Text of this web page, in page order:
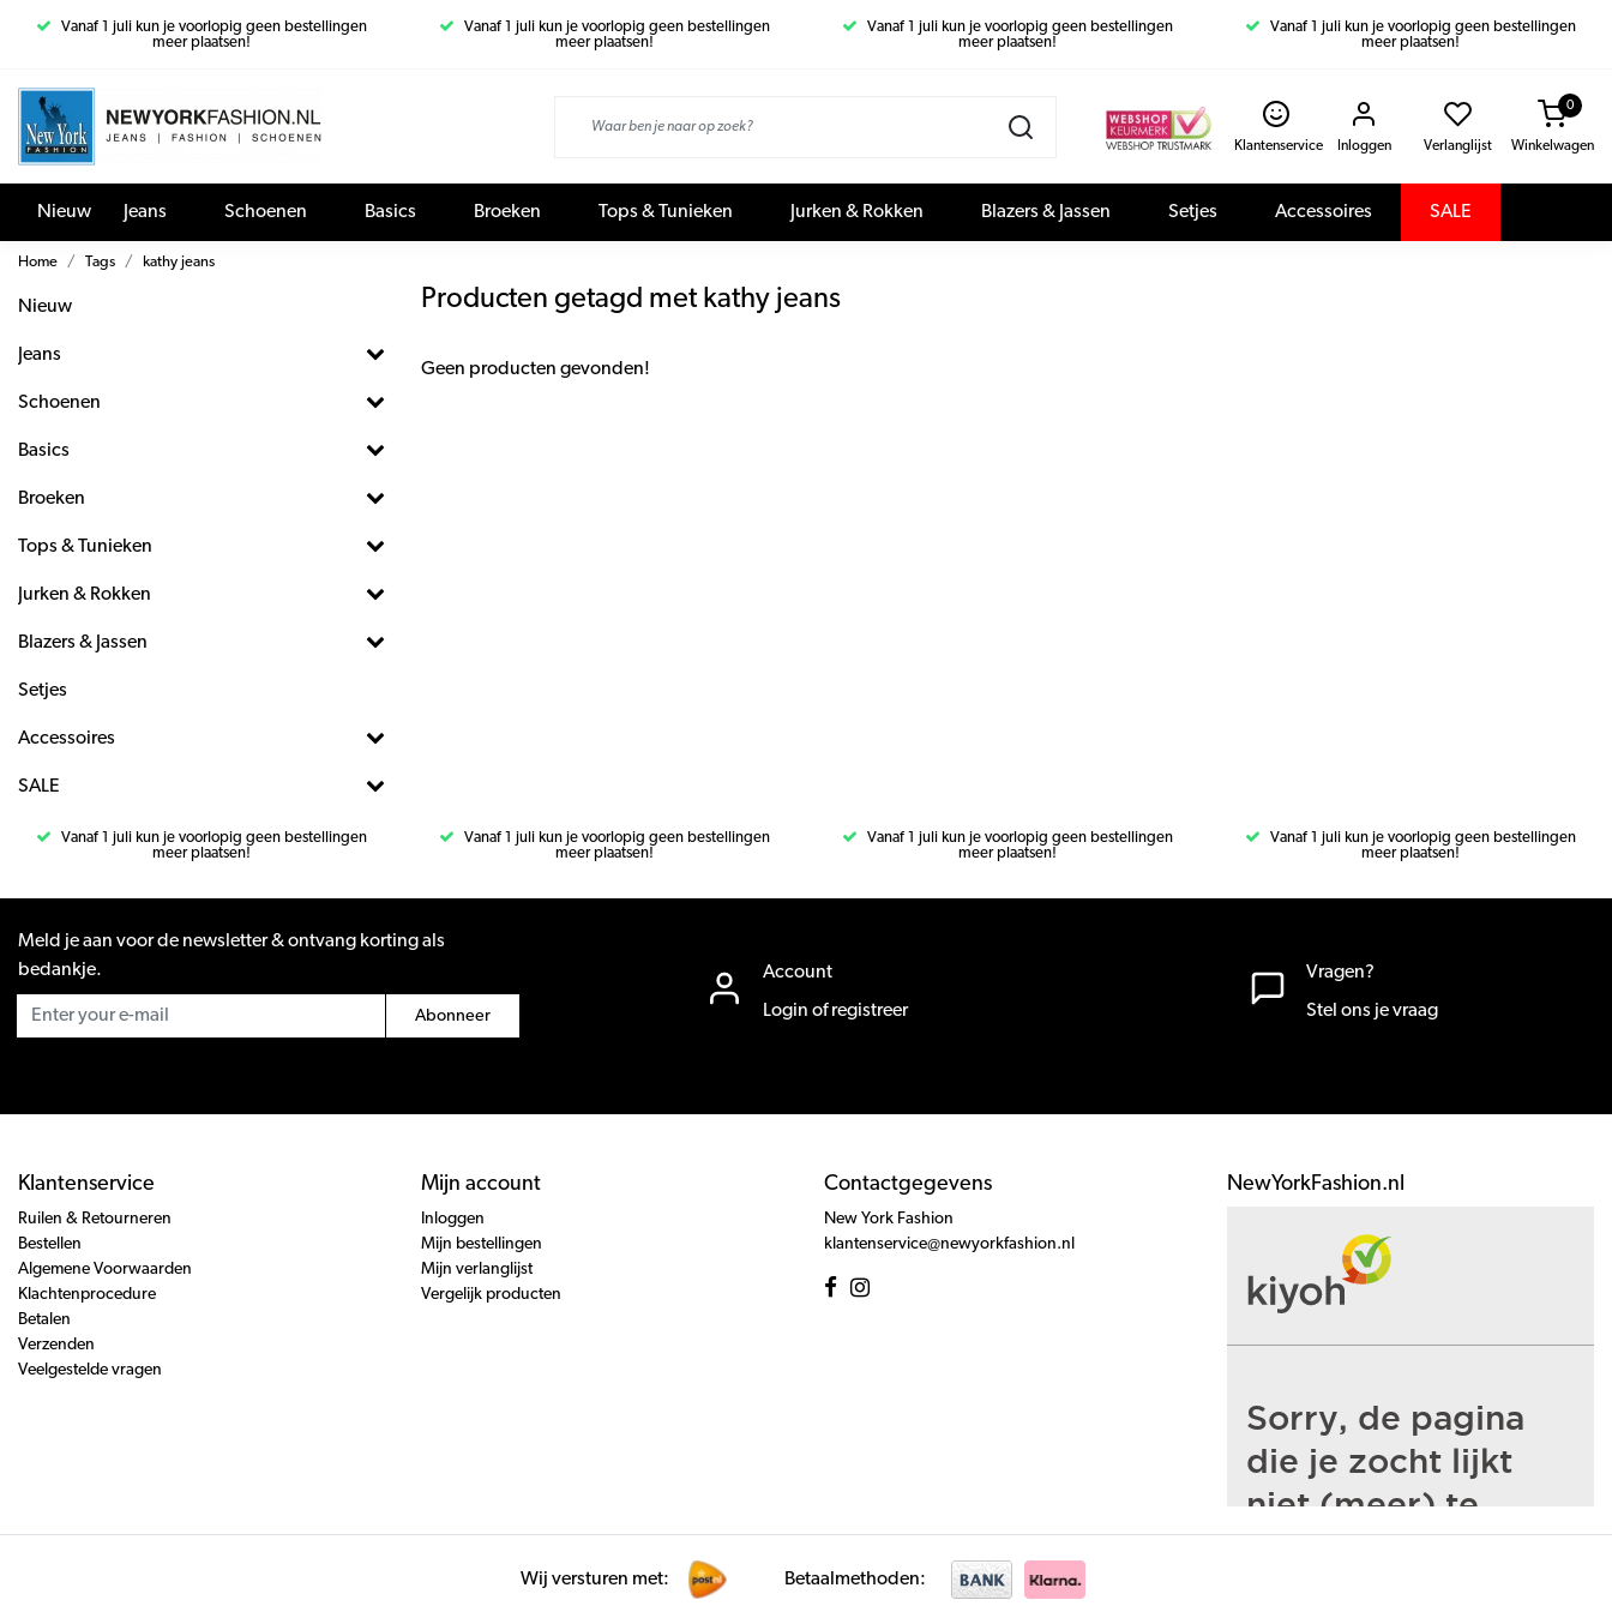
Vanaf 1 juli kun je voorlopig geen bestellingen
meer plaatsen!
Vanaf 1 juli kun je voorlopig geen bestellingen
meer plaatsen!
Vanaf 1 juli kun je voorlopig geen bestellingen
meer plaatsen!
Vanaf 1 juli kun je voorlopig geen bestellingen
meer plaatsen!
Klantenservice Inloggen Verlanglijst Winkelwagen
0
Nieuw Jeans Schoenen Basics Broeken Tops & Tunieken Jurken & Rokken Blazers & Jassen Setjes Accessoires SALE
Home Tags kathy jeans
Nieuw
Jeans
Schoenen
Basics
Broeken
Tops & Tunieken
Jurken & Rokken
Blazers & Jassen
Setjes
Accessoires
SALE
Producten getagd met kathy jeans
Geen producten gevonden!
Vanaf 1 juli kun je voorlopig geen bestellingen
meer plaatsen!
Vanaf 1 juli kun je voorlopig geen bestellingen
meer plaatsen!
Vanaf 1 juli kun je voorlopig geen bestellingen
meer plaatsen!
Vanaf 1 juli kun je voorlopig geen bestellingen
meer plaatsen!
Meld je aan voor de newsletter & ontvang korting als
bedankje.
Abonneer
Account
Login of registreer
Vragen?
Stel ons je vraag
Klantenservice
Ruilen & Retourneren
Bestellen
Algemene Voorwaarden
Klachtenprocedure
Betalen
Verzenden
Veelgestelde vragen
Mijn account
Inloggen
Mijn bestellingen
Mijn verlanglijst
Vergelijk producten
Contactgegevens
New York Fashion
klantenservice@newyorkfashion.nl
NewYorkFashion.nl
Wij versturen met: Betaalmethoden: